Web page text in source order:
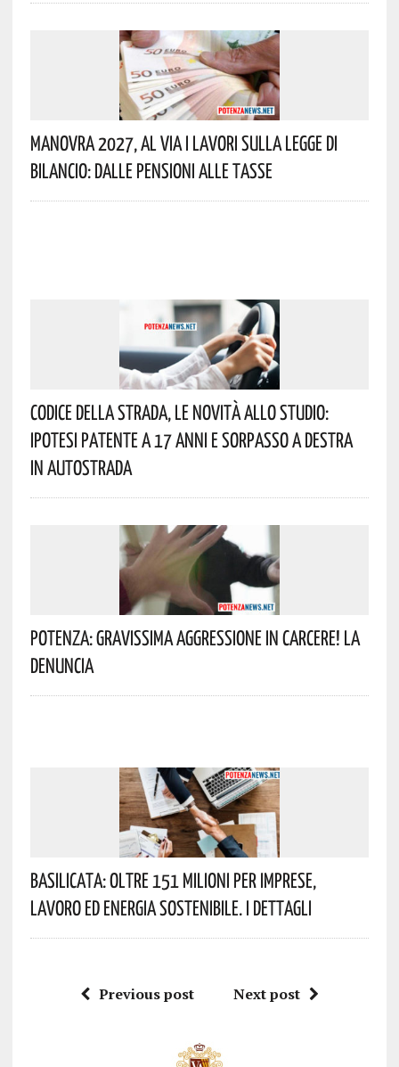
Manovra 2027, Al Via I Lavori Sulla Legge Di
Bilancio: Dalle Pensioni Alle Tasse
Codice Della Strada, Le Novità Allo Studio:
Ipotesi Patente A 17 Anni E Sorpasso A Destra
In Autostrada
Potenza: Gravissima Aggressione In Carcere! La
Denuncia
Basilicata: Oltre 151 Milioni Per Imprese,
Lavoro Ed Energia Sostenibile. I Dettagli
Previous post Next post